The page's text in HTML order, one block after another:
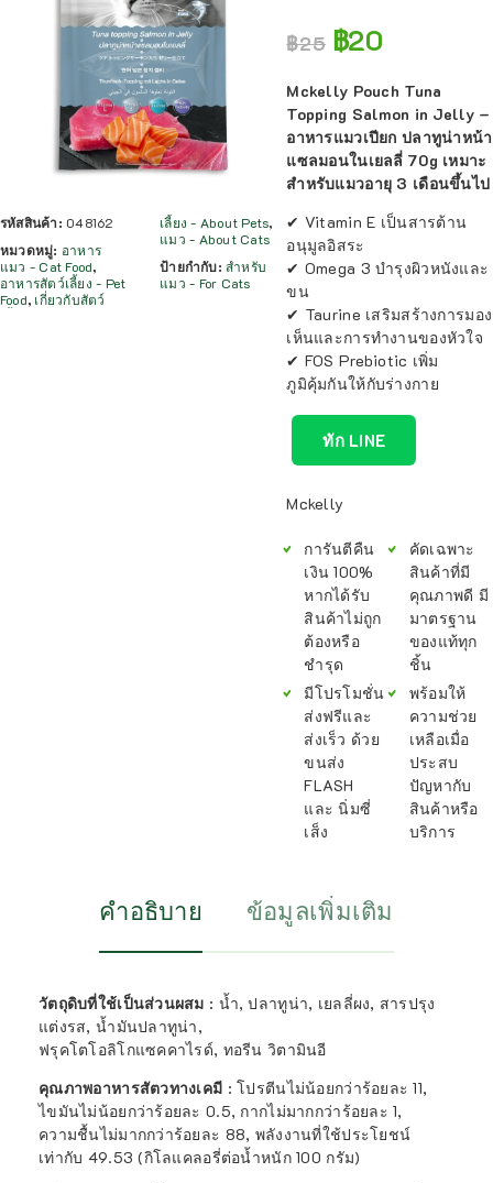
รหัสสินค้า: 048162
หมวดหมู่: อาหาร
แมว - Cat Food,
อาหารสัตว์เลี้ยง - Pet
Food, เกี่ยวกับสัตว์
เลี้ยง - About Pets,
แมว - About Cats
ป้ายกำกับ:สำหรับ
แมว - For Cats
฿25 ฿20
Mckelly Pouch Tuna
Topping Salmon in Jelly –
อาหารแมวเปียก ปลาทูน่าหน้า
แซลมอนในเยลลี่ 70g เหมาะ
สำหรับแมวอายุ 3 เดือนขึ้นไป
✔ Vitamin E เป็นสารต้าน
อนุมูลอิสระ​
✔ Omega 3 บำรุงผิวหนังและ
ขน​
✔ Taurine เสริมสร้างการมอง
เห็นและการทำงานของหัวใจ​
✔ FOS Prebiotic เพิ่ม
ภูมิคุ้มกันให้กับร่างกาย
ทัก LINE
Mckelly
การันตีคืน
เงิน 100%
หากได้รับ
สินค้าไม่ถูก
ต้องหรือ
ชำรุด
มีโปรโมชั่น
ส่งฟรีและ
ส่งเร็ว ด้วย
ขนส่ง
FLASH
และ นิ่มซี่
เส็ง
คัดเฉพาะ
สินค้าที่มี
คุณภาพดี มี
มาตรฐาน
ของแท้ทุก
ชิ้น
พร้อมให้
ความช่วย
เหลือเมื่อ
ประสบ
ปัญหากับ
สินค้าหรือ
บริการ
คำอธิบาย ข้อมูลเพิ่มเติม
วัตถุดิบที่ใช้เป็นส่วนผสม : น้ำ, ปลาทูน่า, เยลลี่ผง, สารปรุง
แต่งรส, นํ้ามันปลาทูน่า,
ฟรุคโตโอลิโกแซคคาไรด์, ทอรีน วิตามินอี
คุณภาพอาหารสัตวทางเคมี :โปรตีนไม่น้อยกว่าร้อยละ 11,
ไขมันไม่น้อยกว่าร้อยละ 0.5, กากไม่มากกว่าร้อยละ 1,
ความชื้นไม่มากกว่าร้อยละ 88, พลังงานที่ใช้ประโยชน์
เท่ากับ 49.53 (กิโลแคลอรี่ต่อนํ้าหนัก 100 กรัม)